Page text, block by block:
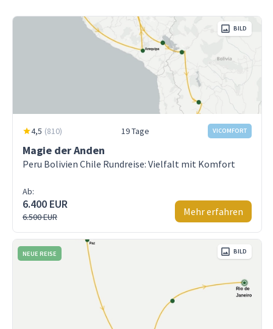
BILD
4,5 (810) 19 Tage VICOMFORT
Magie der Anden
Peru Bolivien Chile Rundreise: Vielfalt mit Komfort
Ab:
6.400 EUR
6.500 EUR Mehr erfahren
NEUE REISE BILD